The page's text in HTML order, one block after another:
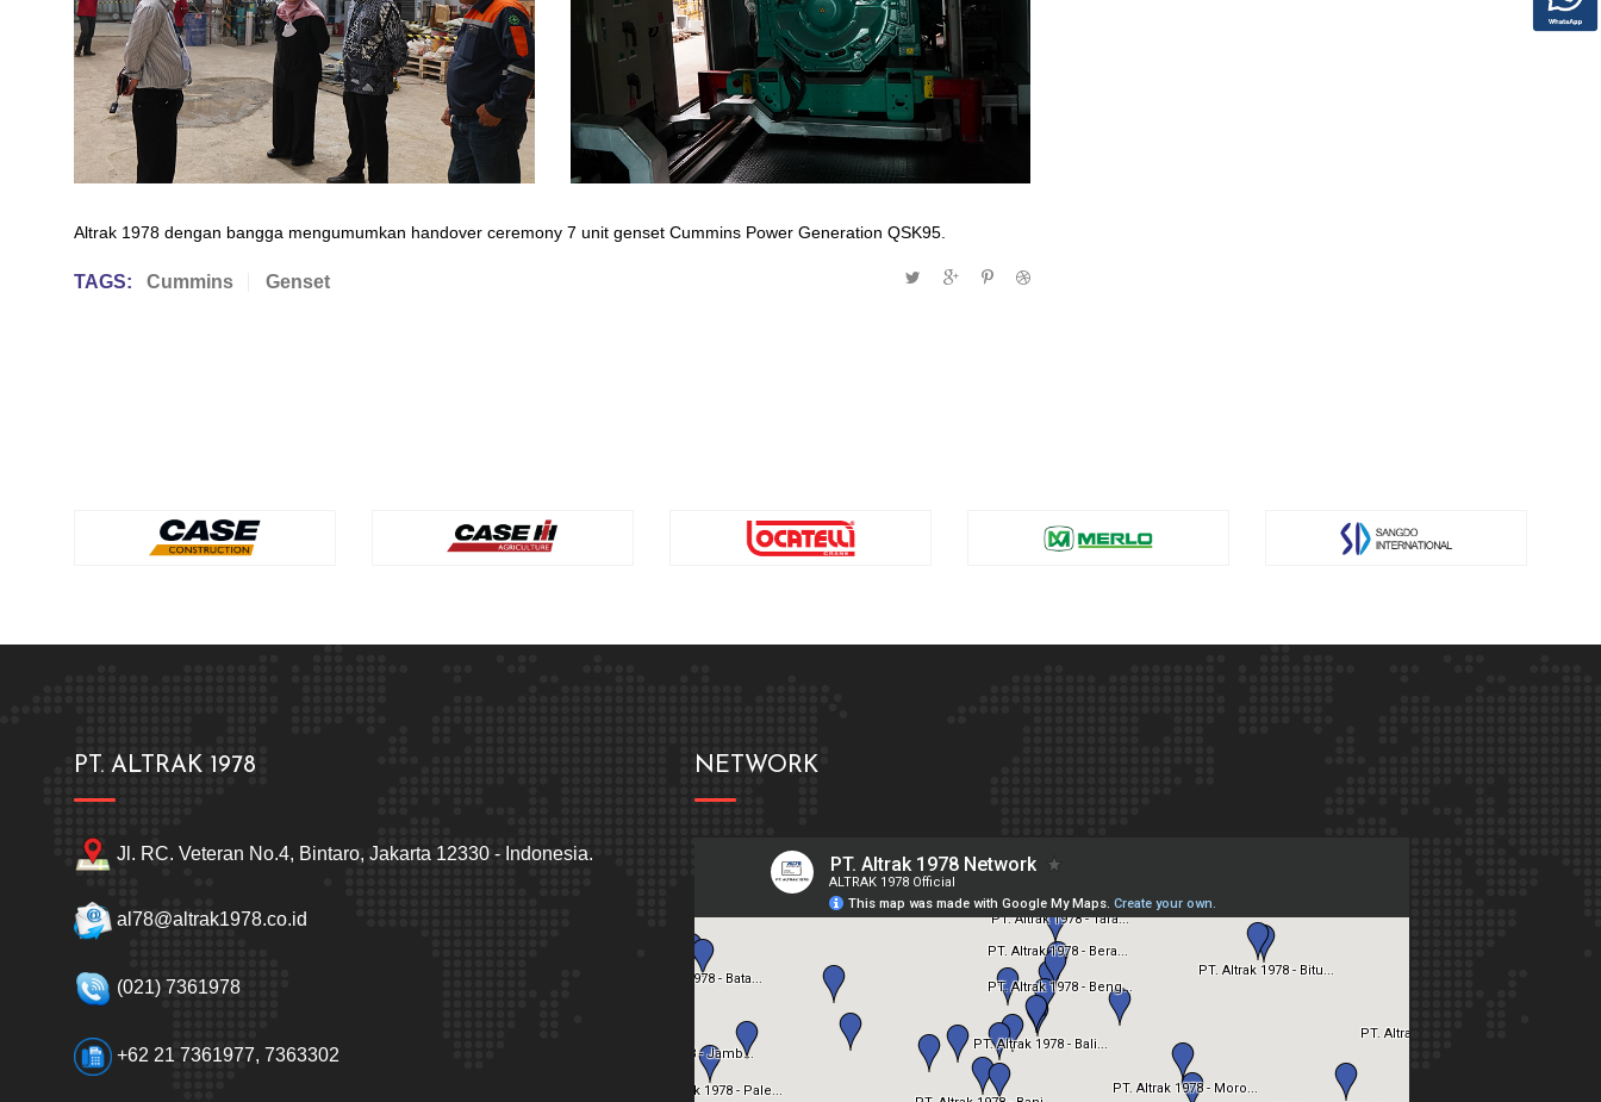
Altrak 1978 dengan bangga mengumumkan handover ceremony 7 unit genset Cummins Power Generation QSK95.
TAGS: Cummins Genset
PT. ALTRAK 1978
Jl. RC. Veteran No.4, Bintaro, Jakarta 12330 - Indonesia.
al78@altrak1978.co.id
(021) 7361978
+62 21 7361977, 7363302
NETWORK